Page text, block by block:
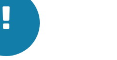
possono avere effetti clinici
terapeutiche, verranno
dal medico di famiglia